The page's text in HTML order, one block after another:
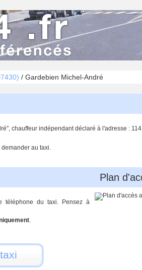
/ Gardebien Michel-André
chauffeur indépendant déclaré à l'adresse :
demander au taxi.
téléphone du taxi. Pensez à
.
Plan